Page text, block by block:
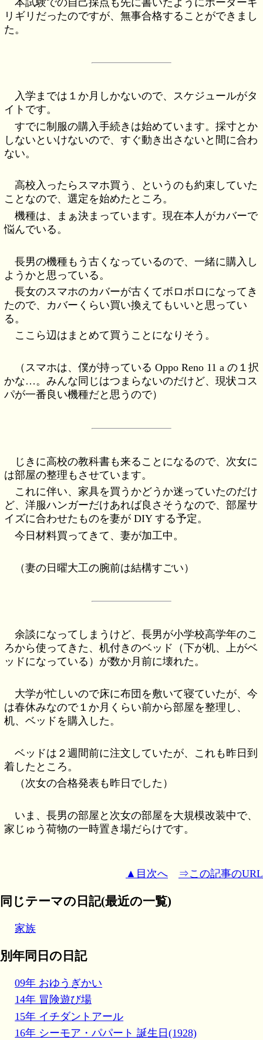
リギリだったのですが、無事合格することができまし
た。
入学までは１か月しかないので、スケジュールがタ
イトです。
すでに制服の購入手続きは始めています。採寸とか
しないといけないので、すぐ動き出さないと間に合わ
ない。
高校入ったらスマホ買う、というのも約束していた
ことなので、選定を始めたところ。
機種は、まぁ決まっています。現在本人がカバーで
悩んでいる。
長男の機種もう古くなっているので、一緒に購入し
ようかと思っている。
長女のスマホのカバーが古くてボロボロになってき
たので、カバーくらい買い換えてもいいと思ってい
る。
ここら辺はまとめて買うことになりそう。
（スマホは、僕が持っている Oppo Reno 11 a の１択
かな…。みんな同じはつまらないのだけど、現状コス
パが一番良い機種だと思うので）
じきに高校の教科書も来ることになるので、次女に
は部屋の整理もさせています。
これに伴い、家具を買うかどうか迷っていたのだけ
ど、洋服ハンガーだけあれば良さそうなので、部屋サ
イズに合わせたものを妻が DIY する予定。
今日材料買ってきて、妻が加工中。
（妻の日曜大工の腕前は結構すごい）
余談になってしまうけど、長男が小学校高学年のこ
ろから使ってきた、机付きのベッド（下が机、上がベ
ッドになっている）が数か月前に壊れた。
大学が忙しいので床に布団を敷いて寝ていたが、今
は春休みなので１か月くらい前から部屋を整理し、
机、ベッドを購入した。
ベッドは２週間前に注文していたが、これも昨日到
着したところ。
（次女の合格発表も昨日でした）
いま、長男の部屋と次女の部屋を大規模改装中で、
家じゅう荷物の一時置き場だらけです。
▲目次へ ⇒この記事のURL
同じテーマの日記(最近の一覧)
家族
別年同日の日記
09年 おゆうぎかい
14年 冒険遊び場
15年 イチダントアール
16年 シーモア・パパート 誕生日(1928)